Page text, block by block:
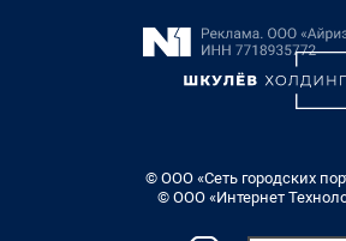
© ООО «Сеть городских
© ООО «Интернет